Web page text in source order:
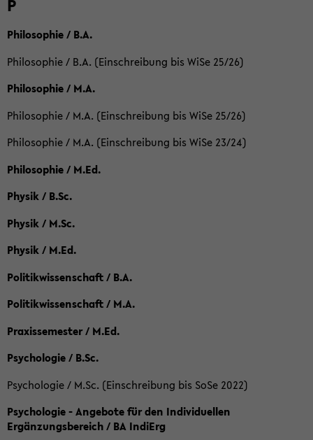
P
Philosophie / B.A.
Philosophie / B.A. (Einschreibung bis WiSe 25/26)
Philosophie / M.A.
Philosophie / M.A. (Einschreibung bis WiSe 25/26)
Philosophie / M.A. (Einschreibung bis WiSe 23/24)
Philosophie / M.Ed.
Physik / B.Sc.
Physik / M.Sc.
Physik / M.Ed.
Politikwissenschaft / B.A.
Politikwissenschaft / M.A.
Praxissemester / M.Ed.
Psychologie / B.Sc.
Psychologie / M.Sc. (Einschreibung bis SoSe 2022)
Psychologie - Angebote für den Individuellen
Ergänzungsbereich / BA IndiErg